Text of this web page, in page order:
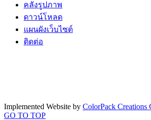
คลังรูปภาพ
ดาวน์โหลด
แผนผังเว็บไซต์
ติดต่อ
Implemented Website by ColorPack Creations
GO TO TOP